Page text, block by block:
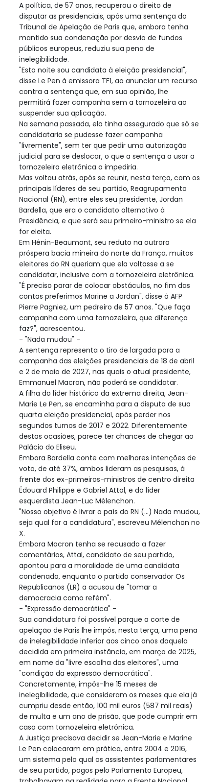
A política, de 57 anos, recuperou o direito de
disputar as presidenciais, após uma sentença do
Tribunal de Apelação de Paris que, embora tenha
mantido sua condenação por desvio de fundos
públicos europeus, reduziu sua pena de
inelegibilidade.
"Esta noite sou candidata à eleição presidencial",
disse Le Pen à emissora TF1, ao anunciar um recurso
contra a sentença que, em sua opinião, lhe
permitirá fazer campanha sem a tornozeleira ao
suspender sua aplicação.
Na semana passada, ela tinha assegurado que só se
candidataria se pudesse fazer campanha
"livremente", sem ter que pedir uma autorização
judicial para se deslocar, o que a sentença a usar a
tornozeleira eletrônica a impediria.
Mas voltou atrás, após se reunir, nesta terça, com os
principais líderes de seu partido, Reagrupamento
Nacional (RN), entre eles seu presidente, Jordan
Bardella, que era o candidato alternativo à
Presidência, e que será seu primeiro-ministro se ela
for eleita.
Em Hénin-Beaumont, seu reduto na outrora
próspera bacia mineira do norte da França, muitos
eleitores do RN queriam que ela voltasse a se
candidatar, inclusive com a tornozeleira eletrônica.
"É preciso parar de colocar obstáculos, no fim das
contas preferimos Marine a Jordan", disse à AFP
Pierre Pagniez, um pedreiro de 57 anos. "Que faça
campanha com uma tornozeleira, que diferença
faz?", acrescentou.
- "Nada mudou" -
A sentença representa o tiro de largada para a
campanha das eleições presidenciais de 18 de abril
e 2 de maio de 2027, nas quais o atual presidente,
Emmanuel Macron, não poderá se candidatar.
A filha do líder histórico da extrema direita, Jean-
Marie Le Pen, se encaminha para a disputa de sua
quarta eleição presidencial, após perder nos
segundos turnos de 2017 e 2022. Diferentemente
destas ocasiões, parece ter chances de chegar ao
Palácio do Eliseu.
Embora Bardella conte com melhores intenções de
voto, de até 37%, ambos lideram as pesquisas, à
frente dos ex-primeiros-ministros de centro direita
Édouard Philippe e Gabriel Attal, e do líder
esquerdista Jean-Luc Mélenchon.
"Nosso objetivo é livrar o país do RN (...) Nada mudou,
seja qual for a candidatura", escreveu Mélenchon no
X.
Embora Macron tenha se recusado a fazer
comentários, Attal, candidato de seu partido,
apontou para a moralidade de uma candidata
condenada, enquanto o partido conservador Os
Republicanos (LR) a acusou de "tomar a
democracia como refém".
- "Expressão democrática" -
Sua candidatura foi possível porque a corte de
apelação de Paris lhe impôs, nesta terça, uma pena
de inelegibilidade inferior aos cinco anos daquela
decidida em primeira instância, em março de 2025,
em nome da "livre escolha dos eleitores", uma
"condição da expressão democrática".
Concretamente, impôs-lhe 15 meses de
inelegibilidade, que consideram os meses que ela já
cumpriu desde então, 100 mil euros (587 mil reais)
de multa e um ano de prisão, que pode cumprir em
casa com tornozeleira eletrônica.
A Justiça precisava decidir se Jean-Marie e Marine
Le Pen colocaram em prática, entre 2004 e 2016,
um sistema pelo qual os assistentes parlamentares
de seu partido, pagos pelo Parlamento Europeu,